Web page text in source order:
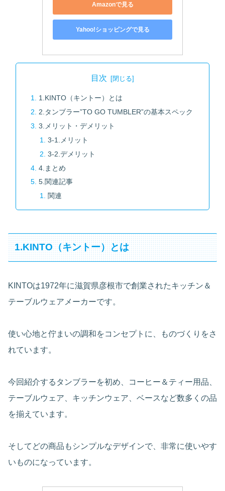
Amazonで見る
Yahoo!ショッピングで見る
目次
1.KINTO（キントー）とは
2.タンブラー”TO GO TUMBLER”の基本スペック
3.メリット・デメリット
3-1.メリット
3-2.デメリット
4.まとめ
5.関連記事
関連
1.KINTO（キントー）とは
KINTOは1972年に滋賀県彦根市で創業されたキッチン＆
テーブルウェアメーカーです。
使い心地と佇まいの調和をコンセプトに、ものづくりをさ
れています。
今回紹介するタンブラーを初め、コーヒー＆ティー用品、
テーブルウェア、キッチンウェア、ベースなど数多くの品
を揃えています。
そしてどの商品もシンプルなデザインで、非常に使いやす
いものになっています。